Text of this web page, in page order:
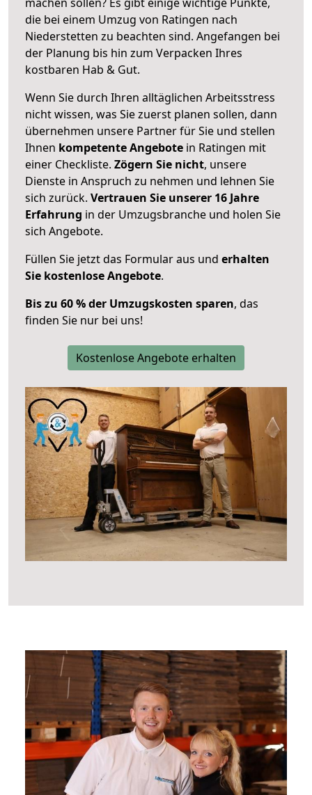
die bei einem Umzug von Ratingen nach
Niederstetten zu beachten sind. Angefangen bei
der Planung bis hin zum Verpacken Ihres
kostbaren Hab & Gut.
Wenn Sie durch Ihren alltäglichen Arbeitsstress
nicht wissen, was Sie zuerst planen sollen, dann
übernehmen unsere Partner für Sie und stellen
Ihnen kompetente Angebote in Ratingen mit
einer Checkliste. Zögern Sie nicht, unsere
Dienste in Anspruch zu nehmen und lehnen Sie
sich zurück. Vertrauen Sie unserer 16 Jahre
Erfahrung in der Umzugsbranche und holen Sie
sich Angebote.
Füllen Sie jetzt das Formular aus und erhalten
Sie kostenlose Angebote.
Bis zu 60 % der Umzugskosten sparen, das
finden Sie nur bei uns!
Kostenlose Angebote erhalten